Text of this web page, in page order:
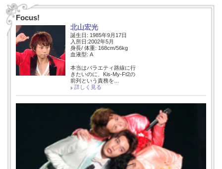
Focus!
北山宏光
誕生日: 1985年9月17日
入所日:2002年5月
身長/ 体重: 168cm/56kg
血液型: A
本当はバラエティ路線に行
きたいのに、Kis-My-Ft2の
前列という責務を…
詳しく見る